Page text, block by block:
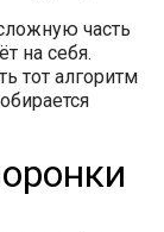
часть
на себя.
тот алгоритм